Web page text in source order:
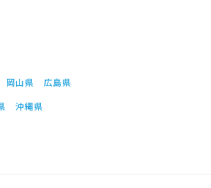
岡山県
広島県
沖縄県